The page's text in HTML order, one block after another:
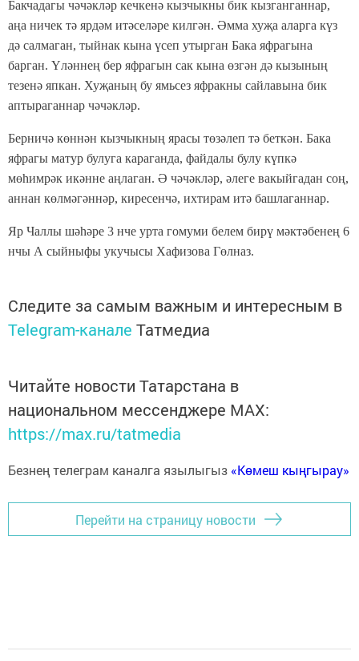
Бакчадагы чәчәкләр кечкенә кызчыкны бик кызганганнар,
аңа ничек тә ярдәм итәселәре килгән. Әмма хуҗа аларга күз
дә салмаган, тыйнак кына үсеп утырган Бака яфрагына
барган. Үләннең бер яфрагын сак кына өзгән дә кызының
тезенә япкан. Хуҗаның бу ямьсез яфракны сайлавына бик
аптыраганнар чәчәкләр.
Берничә көннән кызчыкның ярасы төзәлеп тә беткән. Бака
яфрагы матур булуга караганда, файдалы булу күпкә
мөһимрәк икәнне аңлаган. Ә чәчәкләр, әлеге вакыйгадан соң,
аннан көлмәгәннәр, киресенчә, ихтирам итә башлаганнар.
Яр Чаллы шәһәре 3 нче урта гомуми белем бирү мәктәбенең 6
нчы А сыйныфы укучысы Хафизова Гөлназ.
Следите за самым важным и интересным в
Telegram-канале Татмедиа
Читайте новости Татарстана в
национальном мессенджере MАХ:
https://max.ru/tatmedia
Безнең телеграм каналга язылыгыз «Көмеш кыңгырау»
Перейти на страницу новости